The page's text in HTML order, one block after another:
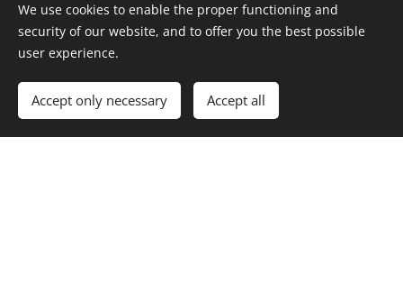
We use cookies to enable the proper functioning and
security of our website, and to offer you the best possible
user experience.
Accept only necessary Accept all